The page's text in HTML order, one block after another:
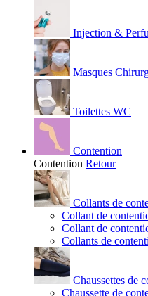
Injection &
Masques
Toilettes WC
Contention
Contention Retour
Collants de
Collant de
Collant de
Collants de
Chaussettes de
Chaussette de